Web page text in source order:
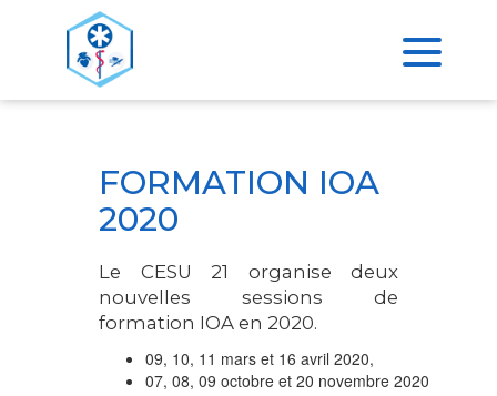
ACCUEIL
FORMATION IOA
2020
Le CESU 21 organise deux
nouvelles sessions de
formation IOA en 2020.
09, 10, 11 mars et 16 avril 2020,
07, 08, 09 octobre et 20 novembre 2020